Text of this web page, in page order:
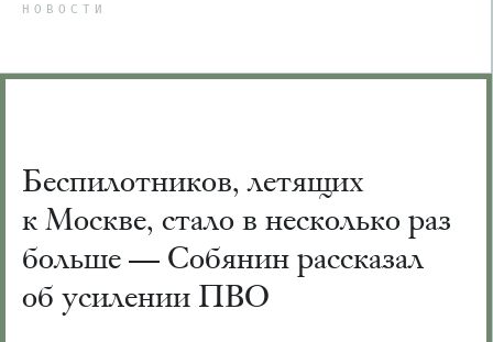
НОВОСТИ
Беспилотников, летящих
к Москве, стало в несколько раз
больше — Собянин рассказал
об усилении ПВО